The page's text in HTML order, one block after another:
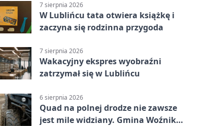
7 sierpnia 2026
W Lublińcu tata otwiera książkę i
zaczyna się rodzinna przygoda
7 sierpnia 2026
Wakacyjny ekspres wyobraźni
zatrzymał się w Lublińcu
6 sierpnia 2026
Quad na polnej drodze nie zawsze
jest mile widziany. Gmina Woźniki